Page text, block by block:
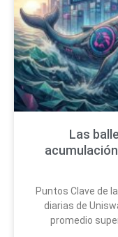
Las
Puntos Clave de
diarias de
promedio